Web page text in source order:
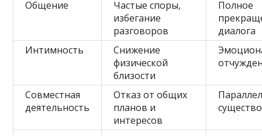
Общение
Частые споры,
избегание
разговоров
Полное
диалога
Интимность
Снижение
физической
близости
Совместная
деятельность
Отказ от общих
планов и
интересов